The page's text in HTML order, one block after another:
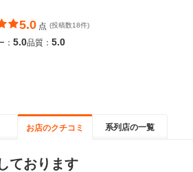
5.0 点 (投稿数18件)
： 5.0品質： 5.0
お店のクチコミ 系列店の一覧
ております